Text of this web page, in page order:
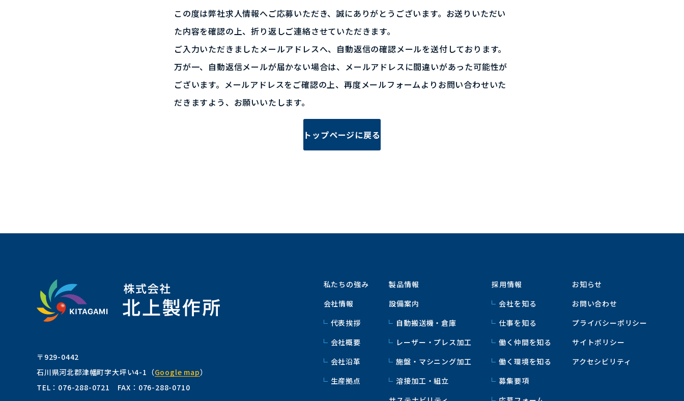
この度は弊社求人情報へご応募いただき、誠にありがとうございます。お送りいただい
た内容を確認の上、折り返しご連絡させていただきます。
ご入力いただきましたメールアドレスへ、自動返信の確認メールを送付しております。
万が一、自動返信メールが届かない場合は、メールアドレスに間違いがあった可能性が
ございます。メールアドレスをご確認の上、再度メールフォームよりお問い合わせいた
だきますよう、お願いいたします。
トップページに戻る
〒929-0442
石川県河北郡津幡町字大坪い4-1 （Google map）
TEL： 076-288-0721 FAX：076-288-0710
私たちの強み
会社情報
代表挨拶
会社概要
会社沿革
生産拠点
製品情報
設備案内
自動搬送機・倉庫
レーザー・プレス加工
施盤・マシニング加工
溶接加工・組立
採用情報
会社を知る
仕事を知る
働く仲間を知る
働く環境を知る
募集要項
お知らせ
お問い合わせ
プライバシーポリシー
サイトポリシー
アクセシビリティ